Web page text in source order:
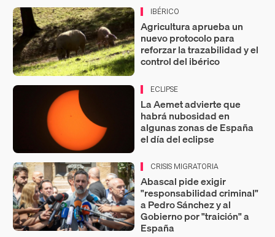
IBÉRICO
Agricultura aprueba un
nuevo protocolo para
reforzar la trazabilidad y el
control del ibérico
ECLIPSE
La Aemet advierte que
habrá nubosidad en
algunas zonas de España
el día del eclipse
CRISIS MIGRATORIA
Abascal pide exigir
"responsabilidad criminal"
a Pedro Sánchez y al
Gobierno por "traición" a
España